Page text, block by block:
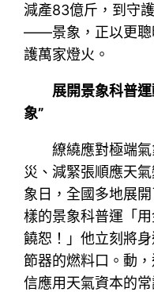
減產83億斤，到守
——景象，正以更聰
護萬家燈火。
展開景象科普
象”
繚繞應對極端
災、減緊張順應天
象日，全國多地展
樣的景象科普運「
饒恕！」他立刻將
節器的燃料口。動
信應用天氣資本的常